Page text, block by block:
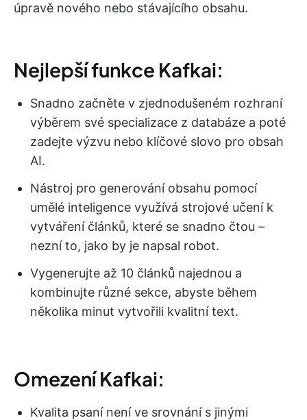
úpravě nového nebo stávajícího obsahu.
Nejlepší funkce Kafkai:
Snadno začněte v zjednodušeném rozhraní
výběrem své specializace z databáze a poté
zadejte výzvu nebo klíčové slovo pro obsah
AI.
Nástroj pro generování obsahu pomocí
umělé inteligence využívá strojové učení k
vytváření článků, které se snadno čtou –
nezní to, jako by je napsal robot.
Vygenerujte až 10 článků najednou a
kombinujte různé sekce, abyste během
několika minut vytvořili kvalitní text.
Omezení Kafkai:
Kvalita psaní není ve srovnání s jinými